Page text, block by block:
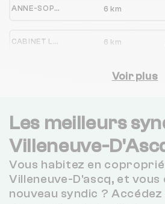
ANNE-SOPHIE OLIVIER 6 km
CABINET LEDOUX 6 km
7 km
IPSO IMMOBILIER 7 km
7 km
Voir plus
Les meilleurs
Villeneuve-
Vous habitez en
Villeneuve-D'ascq, et vous
nouveau syndic ?